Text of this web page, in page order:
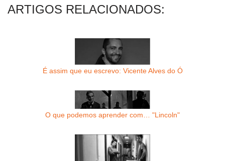
ARTIGOS RELACIONADOS:
É assim que eu escrevo: Vicente Alves do Ó
O que podemos aprender com… "Lincoln"